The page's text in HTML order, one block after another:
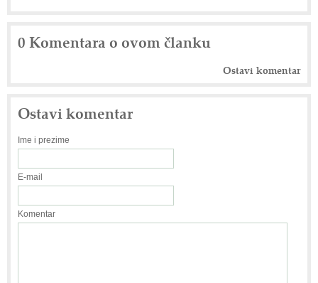
0 Komentara o ovom članku
Ostavi komentar
Ostavi komentar
Ime i prezime
E-mail
Komentar